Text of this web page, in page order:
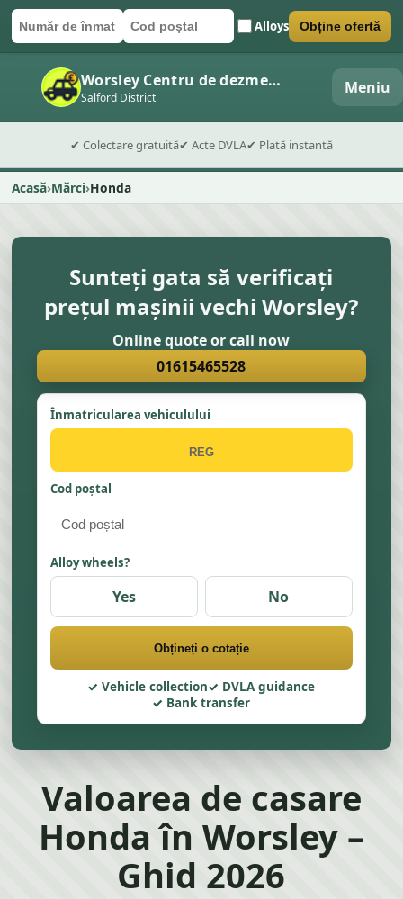
Număr de înmatriculare
Cod poștal Alloys
Trimite formularul Obține ofertă
Worsley Centru de dezmembrări auto
Salford District Meniu
✔ Colectare gratuită✔ Acte DVLA✔ Plată instantă
Acasă Mărci Honda
Sunteți gata să verificați
prețul mașinii vechi Worsley?
Online quote or call now
01615465528
Înmatricularea vehiculului
Cod poștal
Alloy wheels?
Yes No
Obțineți o cotație
Vehicle collection
DVLA guidance
Bank transfer
Valoarea de casare
Honda în Worsley –
Ghid 2026